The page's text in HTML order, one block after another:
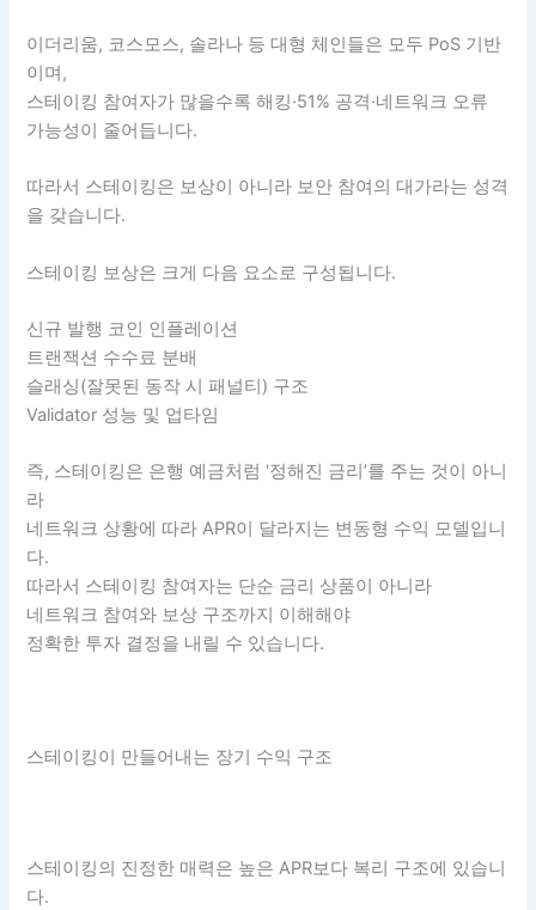
이더리움, 코스모스, 솔라나 등 대형 체인들은 모두 PoS 기반
이며,
스테이킹 참여자가 많을수록 해킹·51% 공격·네트워크 오류
가능성이 줄어듭니다.
따라서 스테이킹은 보상이 아니라 보안 참여의 대가라는 성격
을 갖습니다.
스테이킹 보상은 크게 다음 요소로 구성됩니다.
신규 발행 코인 인플레이션
트랜잭션 수수료 분배
슬래싱(잘못된 동작 시 패널티) 구조
Validator 성능 및 업타임
즉, 스테이킹은 은행 예금처럼 ‘정해진 금리’를 주는 것이 아니
라
네트워크 상황에 따라 APR이 달라지는 변동형 수익 모델입니
다.
따라서 스테이킹 참여자는 단순 금리 상품이 아니라
네트워크 참여와 보상 구조까지 이해해야
정확한 투자 결정을 내릴 수 있습니다.
스테이킹이 만들어내는 장기 수익 구조
스테이킹의 진정한 매력은 높은 APR보다 복리 구조에 있습니
다.